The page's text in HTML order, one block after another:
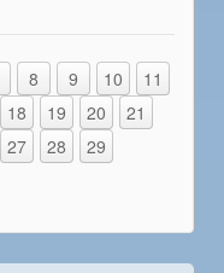
8 9 10
11
18 19 20
21
27 28 29